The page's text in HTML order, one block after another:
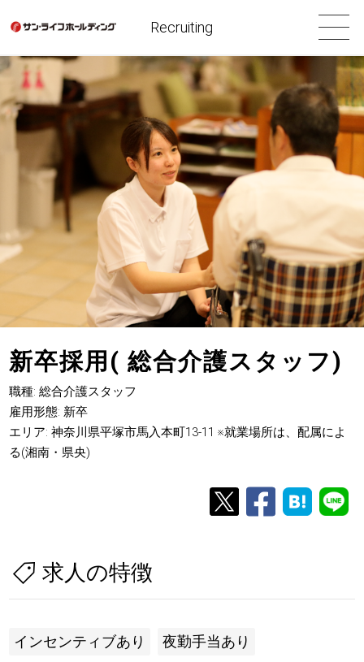
Recruiting
新卒採用( 総合介護スタッフ)
職種: 総合介護スタッフ
雇用形態: 新卒
エリア: 神奈川県平塚市馬入本町13-11 ※就業場所は、配属によ
る(湘南・県央)
求人の特徴
インセンティブあり 夜勤手当あり